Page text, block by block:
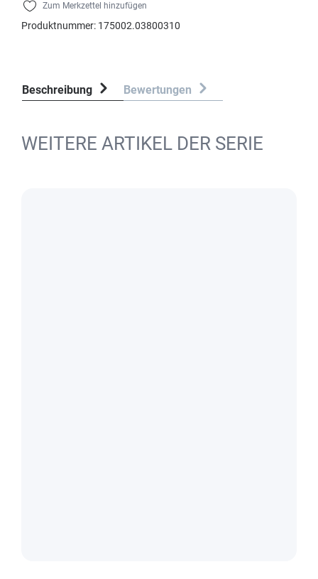
Zum Merkzettel hinzufügen
Produktnummer: 175002.03800310
Beschreibung Bewertungen
WEITERE ARTIKEL DER SERIE